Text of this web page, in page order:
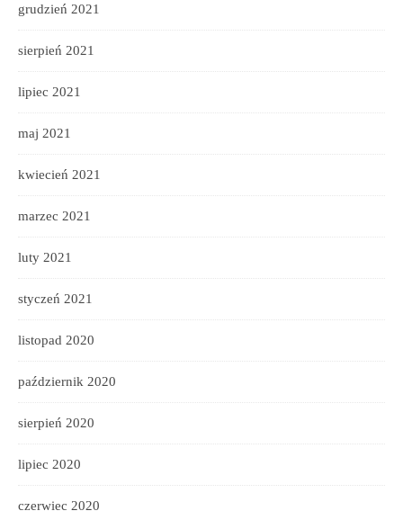
grudzień 2021
sierpień 2021
lipiec 2021
maj 2021
kwiecień 2021
marzec 2021
luty 2021
styczeń 2021
listopad 2020
październik 2020
sierpień 2020
lipiec 2020
czerwiec 2020